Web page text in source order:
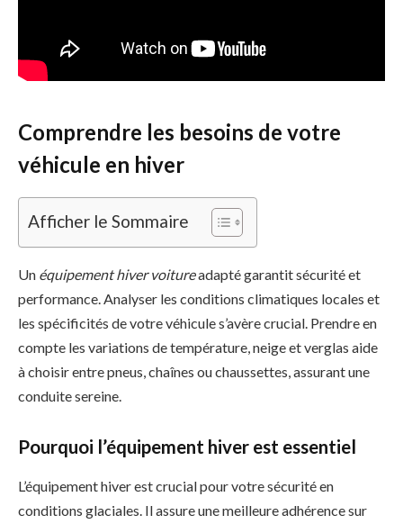
Comprendre les besoins de votre
véhicule en hiver
Afficher le Sommaire
Un équipement hiver voitureadapté garantit sécurité et
performance. Analyser les conditions climatiques locales et
les spécificités de votre véhicule s’avère crucial. Prendre en
compte les variations de température, neige et verglas aide
à choisir entre pneus, chaînes ou chaussettes, assurant une
conduite sereine.
Pourquoi l’équipement hiver est essentiel
L’équipement hiver est crucial pour votre sécurité en
conditions glaciales. Il assure une meilleure adhérence sur